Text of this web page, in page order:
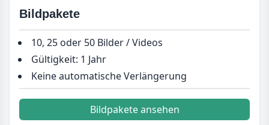
Bildpakete
10, 25 oder 50 Bilder / Videos
Gültigkeit: 1 Jahr
Keine automatische Verlängerung
Bildpakete ansehen